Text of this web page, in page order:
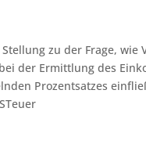
Stellung zu der Frage,
der Ermittlung des
Prozentsatzes